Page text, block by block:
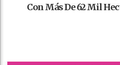
Con Más De 62 Mil